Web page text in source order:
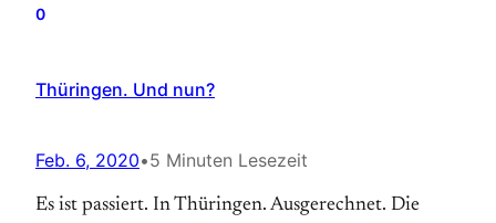
0
Thüringen. Und nun?
Feb. 6, 2020•5 Minuten Lesezeit
Es ist passiert. In Thüringen. Ausgerechnet. Die